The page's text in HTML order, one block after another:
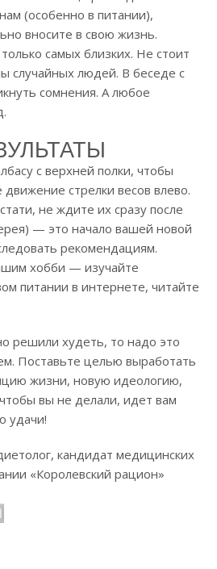
(особенно в питании),
вносите в свою жизнь.
самых близких. Не стоит
случайных людей. В беседе с
сомнения. А любое
с верхней полки, чтобы
стрелки весов влево.
не ждите их сразу после
— это начало вашей новой
рекомендациям.
хобби — изучайте
питании в интернете, читайте
решили худеть, то надо это
Поставьте целью выработать
жизни, новую идеологию,
вы не делали, идет вам
удачи!
кандидат медицинских
«Королевский рацион»